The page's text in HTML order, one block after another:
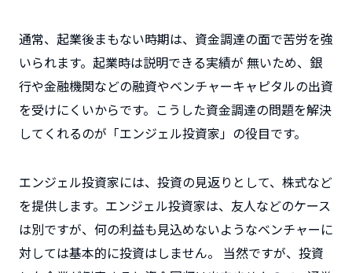
通常、起業後まもない時期は、資金調達の面で苦労を強
いられます。起業時は説明できる実績が 無いため、銀
行や金融機関などの融資やベンチャーキャピタルの出資
を受けにくいからです。こうした資金調達の問題を解決
してくれるのが「エンジェル投資家」の役目です。
エンジェル投資家には、投資の見返りとして、株式など
を提供します。エンジェル投資家は、友人などのケース
は別ですが、何の利益も見込めないようなベンチャーに
対しては基本的に投資はしません。 当然ですが、投資